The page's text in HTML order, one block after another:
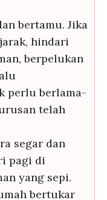
bertamu. Jika
hindari
berpelukan
perlu berlama-
telah
segar dan
pagi di
yang sepi.
bertukar